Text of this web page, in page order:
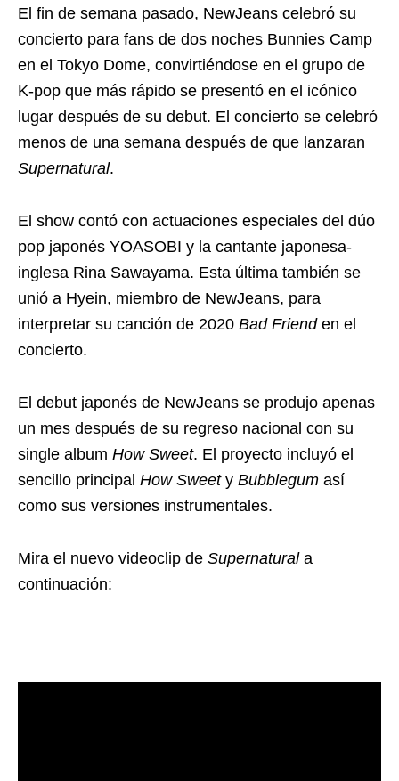
El fin de semana pasado, NewJeans celebró su
concierto para fans de dos noches Bunnies Camp
en el Tokyo Dome, convirtiéndose en el grupo de
K-pop que más rápido se presentó en el icónico
lugar después de su debut. El concierto se celebró
menos de una semana después de que lanzaran
Supernatural.
El show contó con actuaciones especiales del dúo
pop japonés YOASOBI y la cantante japonesa-
inglesa Rina Sawayama. Esta última también se
unió a Hyein, miembro de NewJeans, para
interpretar su canción de 2020 Bad Frienden el
concierto.
El debut japonés de NewJeans se produjo apenas
un mes después de su regreso nacional con su
single album How Sweet. El proyecto incluyó el
sencillo principal How Sweety Bubblegum así
como sus versiones instrumentales.
Mira el nuevo videoclip de Supernaturala
continuación: